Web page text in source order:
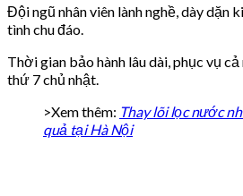
Đội ngũ nhân viên lành nghề, dày dặn
tình chu đáo.
Thời gian bảo hành lâu dài, phục vụ
thứ 7 chủ nhật.
>Xem thêm: Thay lõi lọc nước
quả tại Hà Nội